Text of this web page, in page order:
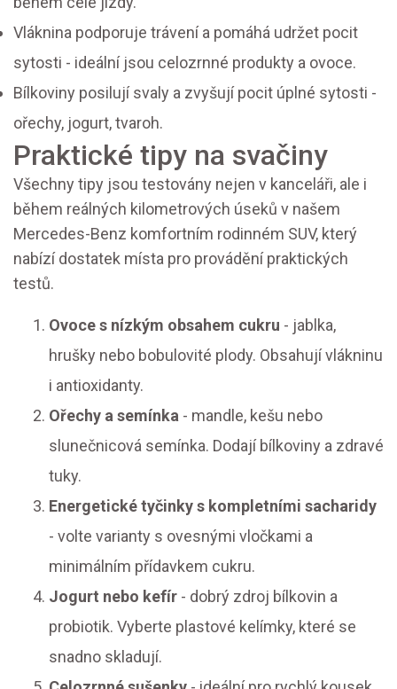
Vláknina podporuje trávení a pomáhá udržet pocit
sytosti - ideální jsou celozrnné produkty a ovoce.
Bílkoviny posilují svaly a zvyšují pocit úplné sytosti -
ořechy, jogurt, tvaroh.
Praktické tipy na svačiny
Všechny tipy jsou testovány nejen v kanceláři, ale i
během reálných kilometrových úseků v našem
Mercedes-Benz komfortním rodinném SUV, který
nabízí dostatek místa pro provádění praktických
testů.
Ovoce s nízkým obsahem cukru - jablka,
hrušky nebo bobulovité plody. Obsahují vlákninu
i antioxidanty.
Ořechy a semínka - mandle, kešu nebo
slunečnicová semínka. Dodají bílkoviny a zdravé
tuky.
Energetické tyčinky s kompletními sacharidy
- volte varianty s ovesnými vločkami a
minimálním přídavkem cukru.
Jogurt nebo kefír - dobrý zdroj bílkovin a
probiotik. Vyberte plastové kelímky, které se
snadno skladují.